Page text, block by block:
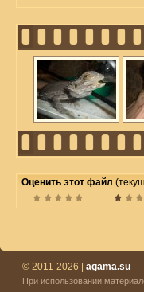
Оценить этот файл
© 2011-2026 | agama.su
При использовании